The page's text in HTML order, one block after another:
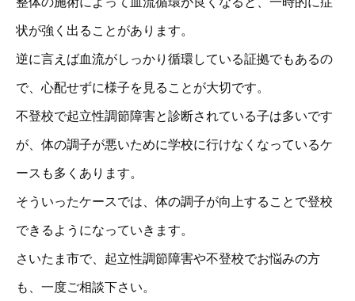
状が強く出ることがあります。
逆に言えば血流がしっかり循環している証拠でもあるの
で、心配せずに様子を見ることが大切です。
不登校で起立性調節障害と診断されている子は多いです
が、体の調子が悪いために学校に行けなくなっているケ
ースも多くあります。
そういったケースでは、体の調子が向上することで登校
できるようになっていきます。
さいたま市で、起立性調節障害や不登校でお悩みの方
も、一度ご相談下さい。